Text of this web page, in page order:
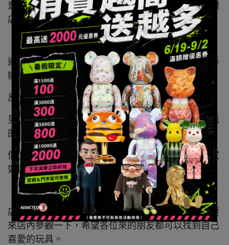
童趣的還是想要自己收藏的大小朋友，都可以去實體
店看看。
連公司名稱都頗具玩味，因為玩具又有一說法叫：手
辦，加上公司創辦人姓氏，即為李手辦。
反過來念就變成了公司的名稱：辦手李有限公司
另一方面也是因為現今很多年輕朋友在挑選禮物贈送
的時候，都很喜歡挑選玩具。
價格方面負擔不重而且獨具附加紀念意義，所以大家
如果要贈送禮物給朋友的時候不仿可以考慮看看
店內擺設也是相當具有特色，喜歡玩具的朋友一定要
來店內參觀一下，希望各位來的朋友都可以找到自己
喜愛的玩具。